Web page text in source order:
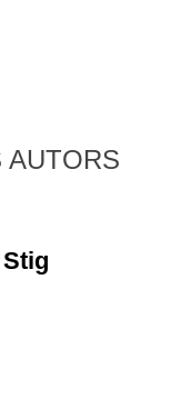
AUTORS